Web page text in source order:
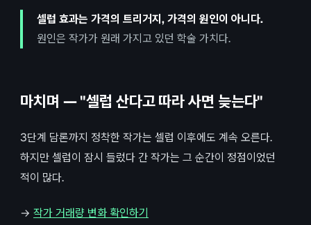
셀럽 효과는 가격의 트리거지, 가격의 원인이 아니다.
원인은 작가가 원래 가지고 있던 학술 가치다.
마치며 — "셀럽 산다고 따라 사면 늦는다"
3단계 담론까지 정착한 작가는 셀럽 이후에도 계속 오른다.
하지만 셀럽이 잠시 들렀다 간 작가는 그 순간이 정점이었던
적이 많다.
→ 작가 거래량 변화 확인하기